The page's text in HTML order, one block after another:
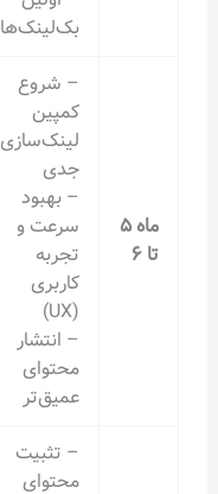
سرعت و
تجربه
– افزایش
محسوس
ترافیک
ارگانیک
– اولین
لیدها یا
مشتریان از
گوگل